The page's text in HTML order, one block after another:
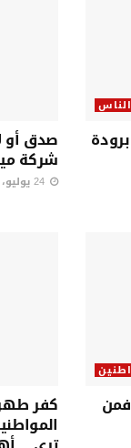
صدق أو
شركة
كفر